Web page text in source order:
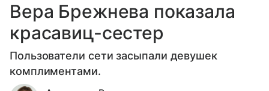
Вера Брежнева показала
красавиц-сестер
Пользователи сети засыпали девушек
комплиментами.